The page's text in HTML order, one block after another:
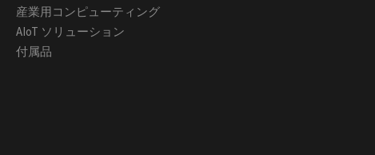
産業用コンピューティング
AIoT ソリューション
付属品